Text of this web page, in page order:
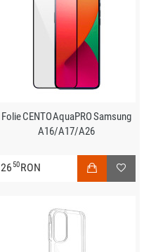
Folie CENTO AquaPRO Samsung
A16/A17/A26
26 50RON